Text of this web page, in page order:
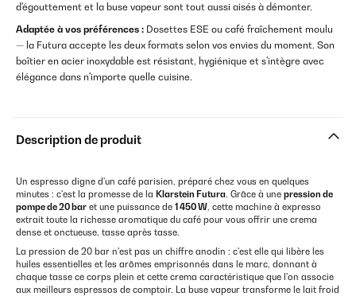
d'égouttement et la buse vapeur sont tout aussi aisés à démonter.
Adaptée à vos préférences : Dosettes ESE ou café fraîchement moulu
— la Futura accepte les deux formats selon vos envies du moment. Son
boîtier en acier inoxydable est résistant, hygiénique et s'intègre avec
élégance dans n'importe quelle cuisine.
Description de produit
Un espresso digne d'un café parisien, préparé chez vous en quelques
minutes : c'est la promesse de la Klarstein Futura. Grâce à une pression de
pompe de 20 bar et une puissance de 1 450 W, cette machine à expresso
extrait toute la richesse aromatique du café pour vous offrir une crema
dense et onctueuse, tasse après tasse.
La pression de 20 bar n'est pas un chiffre anodin : c'est elle qui libère les
huiles essentielles et les arômes emprisonnés dans le marc, donnant à
chaque tasse ce corps plein et cette crema caractéristique que l'on associe
aux meilleurs espressos de comptoir. La buse vapeur transforme le lait froid